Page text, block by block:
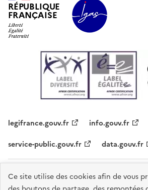
Ce site utilise des cookies afin de vous
RÉPUBLIQUE
FRANÇAISE
legifrance.gouv.fr
info.gouv.fr
service-public.gouv.fr
data.gouv.fr
Plan du site Contacts
Accessibilité -